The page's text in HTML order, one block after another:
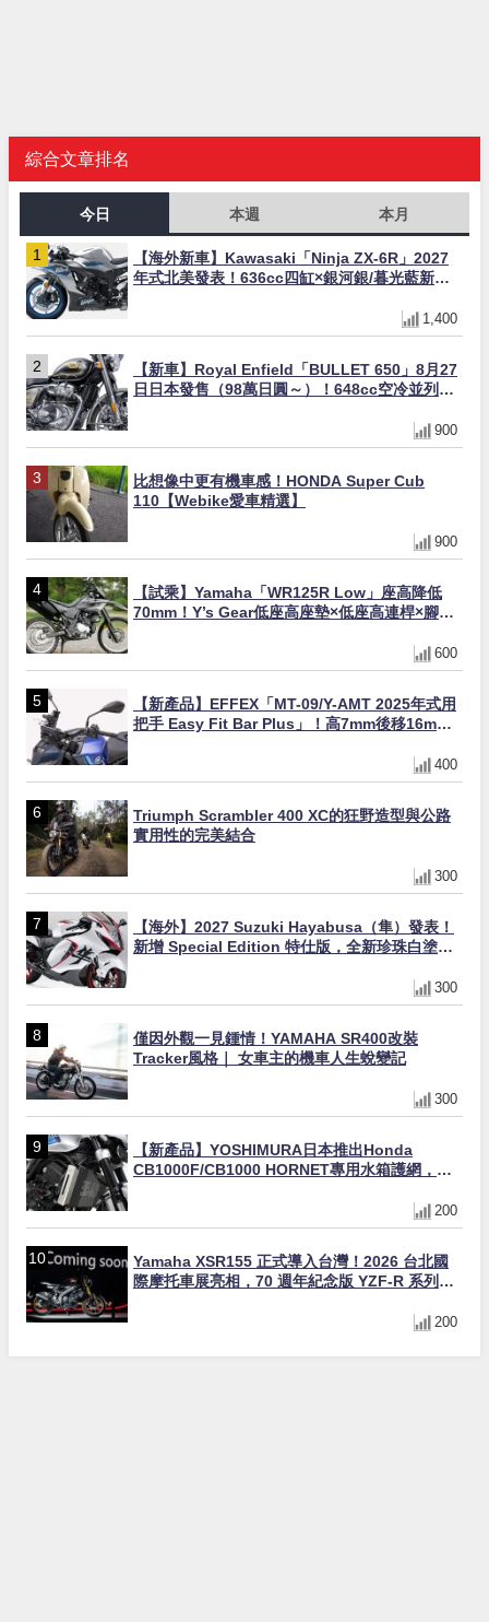
綜合文章排名
今日 本週 本月
【海外新車】Kawasaki「Ninja ZX-6R」2027
年式北美發表！636cc四缸×銀河銀/暮光藍新色
1,400
【新車】Royal Enfield「BULLET 650」8月27
日日本發售（98萬日圓～）！648cc空冷並列雙
900
比想像中更有機車感！HONDA Super Cub
110【Webike愛車精選】
900
【試乘】Yamaha「WR125R Low」座高降低
70mm！Y’s Gear低座高座墊×低座高連桿×腳踏
600
【新產品】EFFEX「MT-09/Y-AMT 2025年式用
把手 Easy Fit Bar Plus」！高7mm後移16mm
400
Triumph Scrambler 400 XC的狂野造型與公路
實用性的完美結合
300
【海外】2027 Suzuki Hayabusa（隼）發表！
新增 Special Edition 特仕版，全新珍珠白塗裝
300
僅因外觀一見鍾情！YAMAHA SR400改裝
Tracker風格｜ 女車主的機車人生蛻變記
300
【新產品】YOSHIMURA日本推出Honda
CB1000F/CB1000 HORNET專用水箱護網，六
200
Yamaha XSR155 正式導入台灣！2026 台北國
際摩托車展亮相，70 週年紀念版 YZF-R 系列限
200